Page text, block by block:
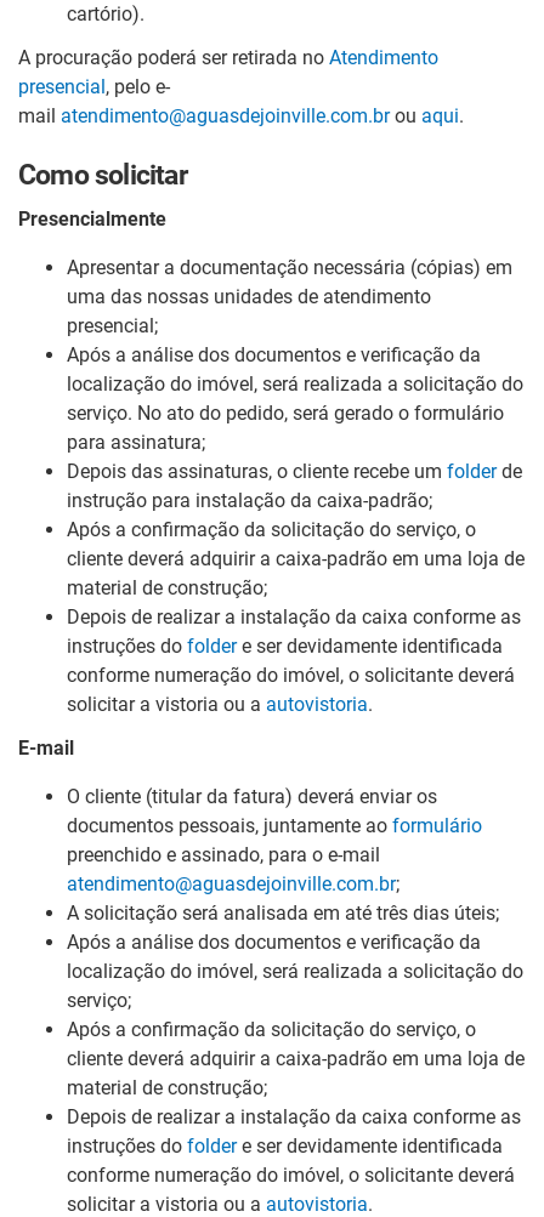
cartório).
A procuração poderá ser retirada no Atendimento
presencial, pelo e-
mail atendimento@aguasdejoinville.com.brou aqui.
Como solicitar
Presencialmente
Apresentar a documentação necessária (cópias) em
uma das nossas unidades de atendimento
presencial;
Após a análise dos documentos e verificação da
localização do imóvel, será realizada a solicitação do
serviço. No ato do pedido, será gerado o formulário
para assinatura;
Depois das assinaturas, o cliente recebe um folderde
instrução para instalação da caixa-padrão;
Após a confirmação da solicitação do serviço, o
cliente deverá adquirir a caixa-padrão em uma loja de
material de construção;
Depois de realizar a instalação da caixa conforme as
instruções do foldere ser devidamente identificada
conforme numeração do imóvel, o solicitante deverá
solicitar a vistoria ou a autovistoria.
E-mail
O cliente (titular da fatura) deverá enviar os
documentos pessoais, juntamente ao formulário
preenchido e assinado, para o e-mail
atendimento@aguasdejoinville.com.br;
A solicitação será analisada em até três dias úteis;
Após a análise dos documentos e verificação da
localização do imóvel, será realizada a solicitação do
serviço;
Após a confirmação da solicitação do serviço, o
cliente deverá adquirir a caixa-padrão em uma loja de
material de construção;
Depois de realizar a instalação da caixa conforme as
instruções do foldere ser devidamente identificada
conforme numeração do imóvel, o solicitante deverá
solicitar a vistoria ou a autovistoria.